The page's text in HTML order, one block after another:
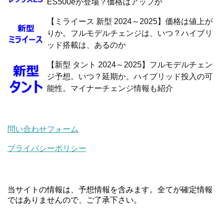
【ミライース 新型 2024～2025】価格は値上が
りか。フルモデルチェンジは、いつ？ハイブリ
ッド搭載は、あるのか
【新型 タント 2024～2025】フルモデルチェン
ジ予想。いつ？延期か。ハイブリッド投入の可
能性。マイナーチェンジ情報も紹介
問い合わせフォーム
プライバシーポリシー
当サイトの情報は、予想情報を含みます。全てが確定情報
ではありませんので、ご了承下さい。